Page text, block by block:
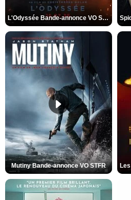
L'Odyssée Bande-annonce VO STFR
Mutiny Bande-annonce VO STFR